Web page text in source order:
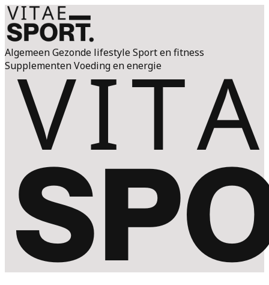
AlgemeenGezonde lifestyleSport en fitness
SupplementenVoeding en energie